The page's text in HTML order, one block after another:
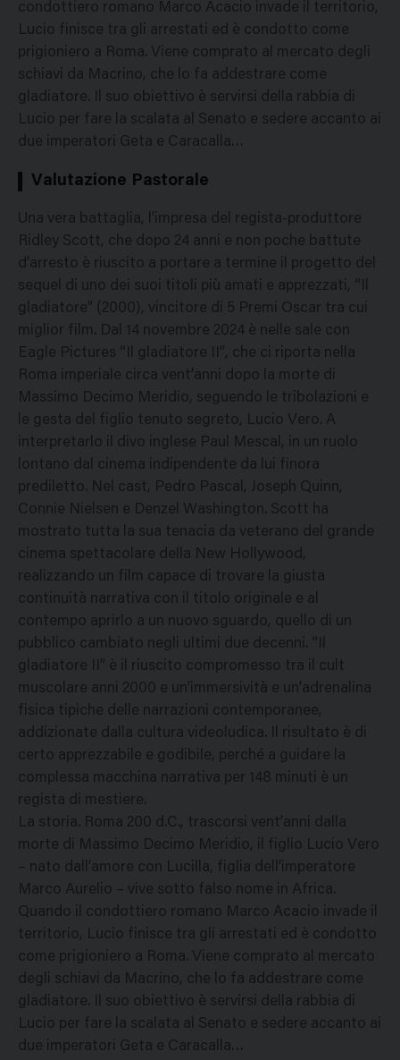
condottiero romano Marco Acacio invade il territorio,
Lucio finisce tra gli arrestati ed è condotto come
prigioniero a Roma. Viene comprato al mercato degli
schiavi da Macrino, che lo fa addestrare come
gladiatore. Il suo obiettivo è servirsi della rabbia di
Lucio per fare la scalata al Senato e sedere accanto ai
due imperatori Geta e Caracalla…
Valutazione Pastorale
Una vera battaglia, l’impresa del regista-produttore
Ridley Scott, che dopo 24 anni e non poche battute
d’arresto è riuscito a portare a termine il progetto del
sequel di uno dei suoi titoli più amati e apprezzati, “Il
gladiatore” (2000), vincitore di 5 Premi Oscar tra cui
miglior film. Dal 14 novembre 2024 è nelle sale con
Eagle Pictures “Il gladiatore II”, che ci riporta nella
Roma imperiale circa vent’anni dopo la morte di
Massimo Decimo Meridio, seguendo le tribolazioni e
le gesta del figlio tenuto segreto, Lucio Vero. A
interpretarlo il divo inglese Paul Mescal, in un ruolo
lontano dal cinema indipendente da lui finora
prediletto. Nel cast, Pedro Pascal, Joseph Quinn,
Connie Nielsen e Denzel Washington. Scott ha
mostrato tutta la sua tenacia da veterano del grande
cinema spettacolare della New Hollywood,
realizzando un film capace di trovare la giusta
continuità narrativa con il titolo originale e al
contempo aprirlo a un nuovo sguardo, quello di un
pubblico cambiato negli ultimi due decenni. “Il
gladiatore II” è il riuscito compromesso tra il cult
muscolare anni 2000 e un’immersività e un’adrenalina
fisica tipiche delle narrazioni contemporanee,
addizionate dalla cultura videoludica. Il risultato è di
certo apprezzabile e godibile, perché a guidare la
complessa macchina narrativa per 148 minuti è un
regista di mestiere.
La storia. Roma 200 d.C., trascorsi vent’anni dalla
morte di Massimo Decimo Meridio, il figlio Lucio Vero
– nato dall’amore con Lucilla, figlia dell’imperatore
Marco Aurelio – vive sotto falso nome in Africa.
Quando il condottiero romano Marco Acacio invade il
territorio, Lucio finisce tra gli arrestati ed è condotto
come prigioniero a Roma. Viene comprato al mercato
degli schiavi da Macrino, che lo fa addestrare come
gladiatore. Il suo obiettivo è servirsi della rabbia di
Lucio per fare la scalata al Senato e sedere accanto ai
due imperatori Geta e Caracalla…